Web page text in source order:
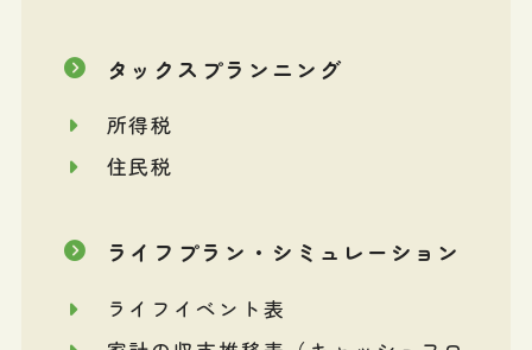
タックスプランニング
所得税
住民税
ライフプラン・シミュレーション
ライフイベント表